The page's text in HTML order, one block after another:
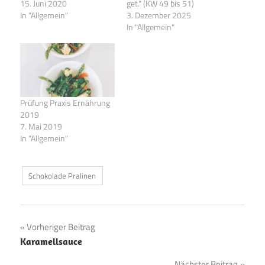
15. Juni 2020
In "Allgemein"
get.“ (KW 49 bis 51)
3. Dezember 2025
In "Allgemein"
Prüfung Praxis Ernährung
2019
7. Mai 2019
In "Allgemein"
Schokolade Pralinen
Beitragsnavigation
Vorheriger Beitrag
Karamellsauce